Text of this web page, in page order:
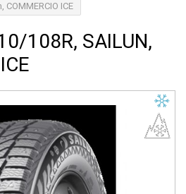
ICE
108R, SAILUN,